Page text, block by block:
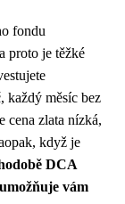
fondu
proto je těžké
každý měsíc bez
cena zlata nízká,
když je
DCA
vám